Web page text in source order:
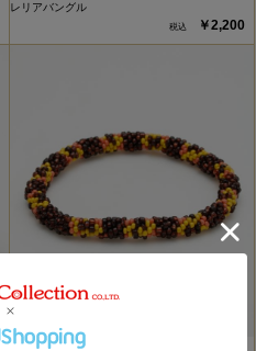
レリアバングル
￥2,200